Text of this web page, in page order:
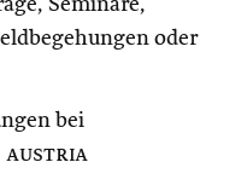
Seminare,
oder
bei
austria